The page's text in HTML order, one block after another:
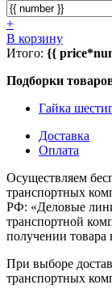
+
В корзину
Итого: {{
Подборки
Гайка
Доставка
Оплата
Осуществляем
транспортных
РФ: «Деловые
транспортной
получении
При выборе
транспортных